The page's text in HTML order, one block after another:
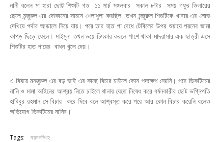
নানী বলেন মা হারা ছোট্ট শিশুটি গত ১১ মার্চ মঙ্গলবার সকাল ৮টার সময় গফুর ডিলারের
ছেলে মন্জুরুল এর দোকানের সামনে খেলাধুলা করছিল তখন মন্জুরুল শিশুটিকে খাবার এর লোভ
দেখিয়ে পর্দার আড়ালে নিয়ে যায়। পরে তার হাত পা বেধে টেবিলের উপর শুয়ায়ে পরনের জামা
কাপড় ছিড়ে ফেলে। মাইমুনা তখন ভয়ে চিৎকার করলে পাশে থাকা মাদরাসার এক ছাত্রী এসে
শিশুটির হাত পায়ের বাধন খুলে দেয়।
এ বিষয়ে মনজুরুল এর বড় ভাই এর কাছে বিচার চাইলে কোন পদক্ষেপ নেয়নি। পরে ভিকটিমের
নানি ও মামা আইনের আশ্রয় নিতে চাইলে থানায় যেতে নিষেধ করে ধর্ষনকারীর ছোট ভগ্নিপতি
হাবিবুর রহমান সে বিচার করে দিবে বলে আশ্বস্ত করে পরে আর কোন বিচার করেনি বলেও
অভিযোগ ভিকটিমের নানির।
Tags: ময়মনসিংহ